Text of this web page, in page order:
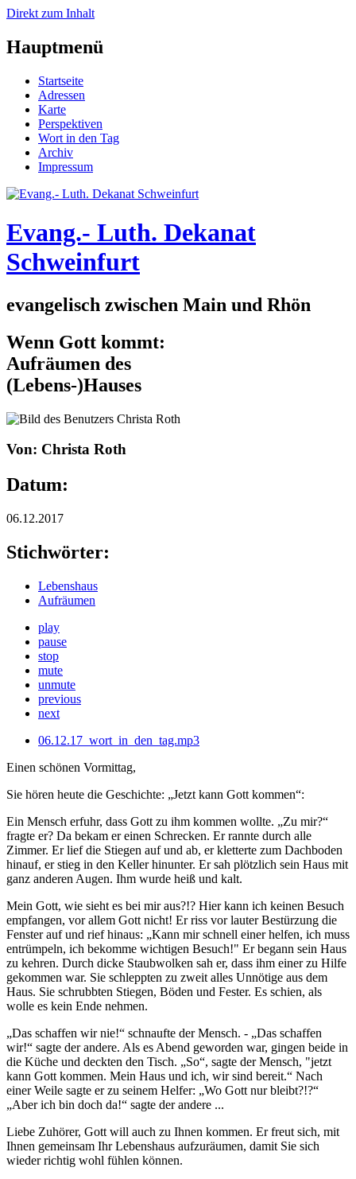
Direkt zum Inhalt
Hauptmenü
Startseite
Adressen
Karte
Perspektiven
Wort in den Tag
Archiv
Impressum
Evang.- Luth. Dekanat
Schweinfurt
evangelisch zwischen Main und Rhön
Wenn Gott kommt:
Aufräumen des
(Lebens-)Hauses
Von: Christa Roth
Datum:
06.12.2017
Stichwörter:
Lebenshaus
Aufräumen
play
pause
stop
mute
unmute
previous
next
06.12.17_wort_in_den_tag.mp3
Einen schönen Vormittag,
Sie hören heute die Geschichte: „Jetzt kann Gott kommen“:
Ein Mensch erfuhr, dass Gott zu ihm kommen wollte. „Zu mir?“
fragte er? Da bekam er einen Schrecken. Er rannte durch alle
Zimmer. Er lief die Stiegen auf und ab, er kletterte zum Dachboden
hinauf, er stieg in den Keller hinunter. Er sah plötzlich sein Haus mit
ganz anderen Augen. Ihm wurde heiß und kalt.
Mein Gott, wie sieht es bei mir aus?!? Hier kann ich keinen Besuch
empfangen, vor allem Gott nicht! Er riss vor lauter Bestürzung die
Fenster auf und rief hinaus: „Kann mir schnell einer helfen, ich muss
entrümpeln, ich bekomme wichtigen Besuch!" Er begann sein Haus
zu kehren. Durch dicke Staubwolken sah er, dass ihm einer zu Hilfe
gekommen war. Sie schleppten zu zweit alles Unnötige aus dem
Haus. Sie schrubbten Stiegen, Böden und Fester. Es schien, als
wolle es kein Ende nehmen.
„Das schaffen wir nie!“ schnaufte der Mensch. - „Das schaffen
wir!“ sagte der andere. Als es Abend geworden war, gingen beide in
die Küche und deckten den Tisch. „So“, sagte der Mensch, "jetzt
kann Gott kommen. Mein Haus und ich, wir sind bereit.“ Nach
einer Weile sagte er zu seinem Helfer: „Wo Gott nur bleibt?!?“
„Aber ich bin doch da!“ sagte der andere ...
Liebe Zuhörer, Gott will auch zu Ihnen kommen. Er freut sich, mit
Ihnen gemeinsam Ihr Lebenshaus aufzuräumen, damit Sie sich
wieder richtig wohl fühlen können.